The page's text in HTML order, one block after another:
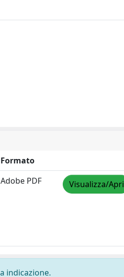
Formato
Adobe PDF Visualizza/Apri
indicazione.